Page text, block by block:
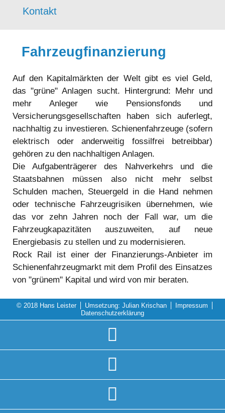
Kontakt
Fahrzeugfinanzierung
Auf den Kapitalmärkten der Welt gibt es viel Geld,
das "grüne" Anlagen sucht. Hintergrund: Mehr und
mehr Anleger wie Pensionsfonds und
Versicherungsgesellschaften haben sich auferlegt,
nachhaltig zu investieren. Schienenfahrzeuge (sofern
elektrisch oder anderweitig fossilfrei betreibbar)
gehören zu den nachhaltigen Anlagen.
Die Aufgabenträgerer des Nahverkehrs und die
Staatsbahnen müssen also nicht mehr selbst
Schulden machen, Steuergeld in die Hand nehmen
oder technische Fahrzeugrisiken übernehmen, wie
das vor zehn Jahren noch der Fall war, um die
Fahrzeugkapazitäten auszuweiten, auf neue
Energiebasis zu stellen und zu modernisieren.
Rock Rail ist einer der Finanzierungs-Anbieter im
Schienenfahrzeugmarkt mit dem Profil des Einsatzes
von "grünem" Kapital und wird von mir beraten.
© 2018 Hans Leister Umsetzung: Julian Krischan
Impressum
Datenschutzerklärung